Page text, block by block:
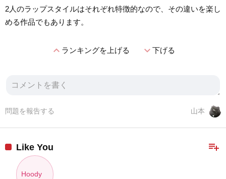
2人のラップスタイルはそれぞれ特徴的なので、その違いを楽し
める作品でもあります。
expand_lessランキングを上げる expand_more下げる
山本
問題を報告する
playlist_add
Like You
Hoody